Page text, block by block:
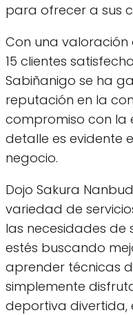
para ofrecer a sus
Con una
15 clientes
Sabiñanigo se ha
reputación en la
compromiso con la
detalle es evidente
negocio.
Dojo Sakura
variedad de
las necesidades de
estés buscando
aprender técnicas
simplemente
deportiva divertida,